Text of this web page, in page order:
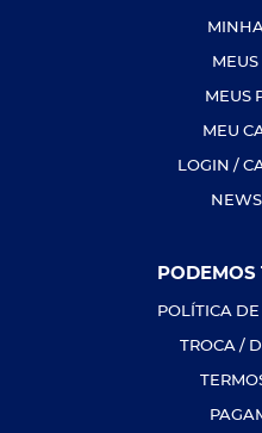
MEUS
MEU
LOGIN /
PODEMOS
POLÍTICA
TROCA /